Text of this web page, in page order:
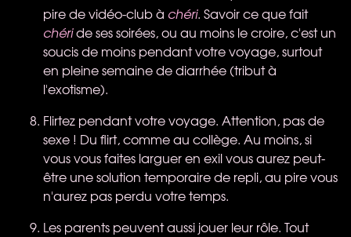
pire de vidéo-club à chéri. Savoir ce que fait
chéride ses soirées, ou au moins le croire, c'est un
soucis de moins pendant votre voyage, surtout
en pleine semaine de diarrhée (tribut à
l'exotisme).
Flirtez pendant votre voyage. Attention, pas de
sexe ! Du flirt, comme au collège. Au moins, si
vous vous faites larguer en exil vous aurez peut-
être une solution temporaire de repli, au pire vous
n'aurez pas perdu votre temps.
Les parents peuvent aussi jouer leur rôle. Tout